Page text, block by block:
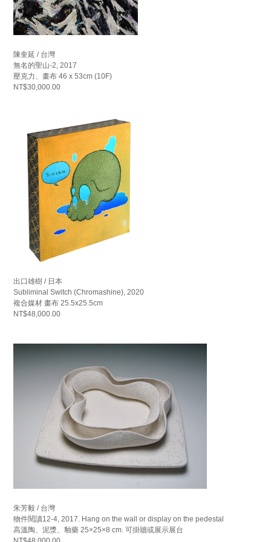
陳奎延 / 台灣
無名的聖山-2, 2017
壓克力、畫布 46 x 53cm (10F)
NT$30,000.00
出口雄樹 / 日本
Subliminal Switch (Chromashine), 2020
複合媒材 畫布 25.5x25.5cm
NT$48,000.00
朱芳毅 / 台灣
物件閱讀12-4, 2017. Hang on the wall or display on the pedestal
高溫陶、泥漿、釉藥 25×25×8 cm. 可掛牆或展示展台